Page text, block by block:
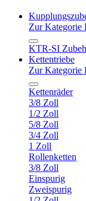
Zur Kategorie
KTR-SI
Kettentriebe
Zur Kategorie
Kettenräder
3/8 Zoll
1/2 Zoll
5/8 Zoll
3/4 Zoll
1 Zoll
Rollenketten
3/8 Zoll
Einspurig
Zweispurig